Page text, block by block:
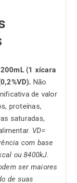
(1 xícara
de valor
proteínas,
saturadas,
VD=
com base
ou 8400kJ.
ser maiores
de suas